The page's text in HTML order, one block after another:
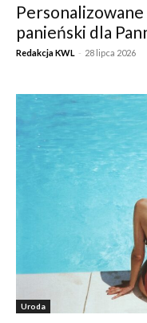
panieński dla
Redakcja KWL - 28 lipca 2026
Uroda